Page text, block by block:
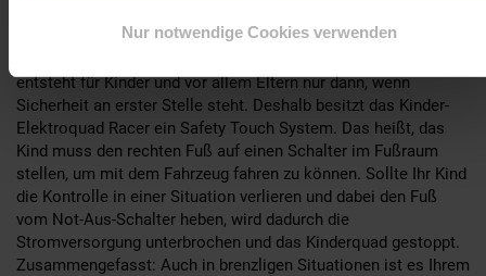
Nur notwendige Cookies verwenden
Sicherheit geht vor.
entsteht für Kinder und vor allem Eltern nur dann, wenn
Sicherheit an erster Stelle steht. Deshalb besitzt das Kinder-
Elektroquad Racer ein Safety Touch System. Das heißt, das
Kind muss den rechten Fuß auf einen Schalter im Fußraum
stellen, um mit dem Fahrzeug fahren zu können. Sollte Ihr Kind
die Kontrolle in einer Situation verlieren und dabei den Fuß
vom Not-Aus-Schalter heben, wird dadurch die
Stromversorgung unterbrochen und das Kinderquad gestoppt.
Zusammengefasst: Auch in brenzligen Situationen ist es Ihrem